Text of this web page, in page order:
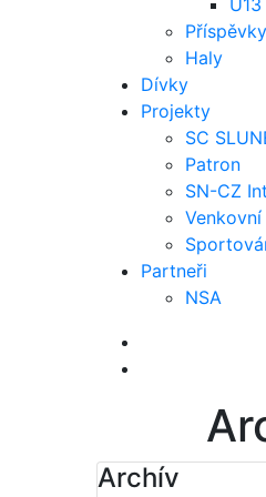
U13
Příspěvky
Haly
Dívky
Projekty
SC
Patron
SN-CZ
Partneři
NSA
Archív